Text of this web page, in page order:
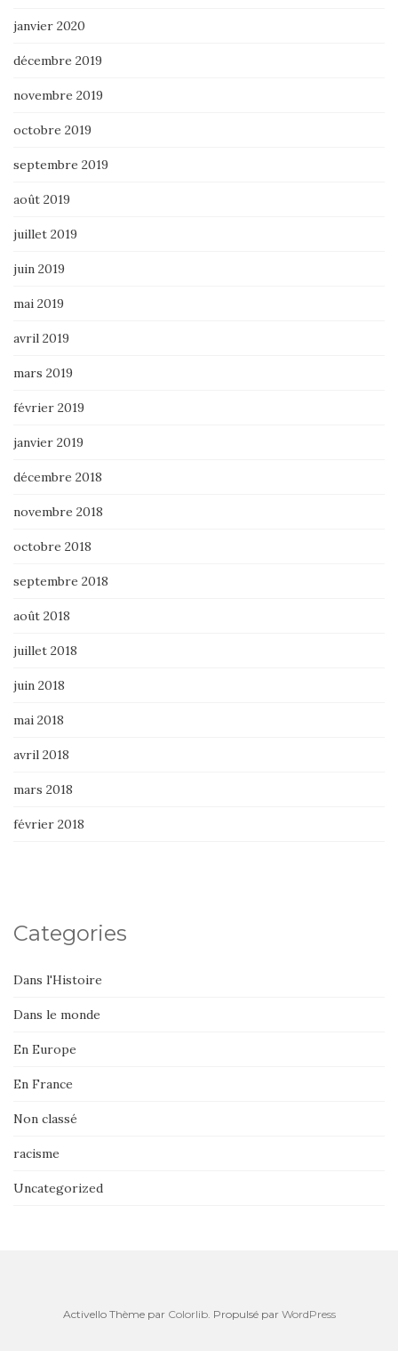
janvier 2020
décembre 2019
novembre 2019
octobre 2019
septembre 2019
août 2019
juillet 2019
juin 2019
mai 2019
avril 2019
mars 2019
février 2019
janvier 2019
décembre 2018
novembre 2018
octobre 2018
septembre 2018
août 2018
juillet 2018
juin 2018
mai 2018
avril 2018
mars 2018
février 2018
Categories
Dans l'Histoire
Dans le monde
En Europe
En France
Non classé
racisme
Uncategorized
Activello Thème par Colorlib. Propulsé par WordPress